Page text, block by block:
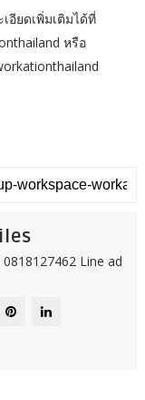
อียดเพิ่มเติมได้ที่
หรือ
Line ad